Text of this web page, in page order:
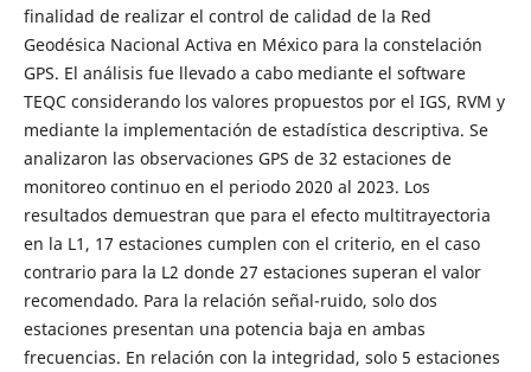
finalidad de realizar el control de calidad de la Red
Geodésica Nacional Activa en México para la constelación
GPS. El análisis fue llevado a cabo mediante el software
TEQC considerando los valores propuestos por el IGS, RVM y
mediante la implementación de estadística descriptiva. Se
analizaron las observaciones GPS de 32 estaciones de
monitoreo continuo en el periodo 2020 al 2023. Los
resultados demuestran que para el efecto multitrayectoria
en la L1, 17 estaciones cumplen con el criterio, en el caso
contrario para la L2 donde 27 estaciones superan el valor
recomendado. Para la relación señal-ruido, solo dos
estaciones presentan una potencia baja en ambas
frecuencias. En relación con la integridad, solo 5 estaciones